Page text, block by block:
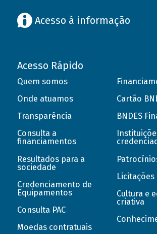
Acesso à informação
Acesso Rápido
Quem somos
Onde atuamos
Transparência
Consulta a
financiamentos
Resultados para a
sociedade
Credenciamento de
Equipamentos
Consulta PAC
Moedas contratuais
Cartão
BNDES
Licitações
Cultura e
criativa